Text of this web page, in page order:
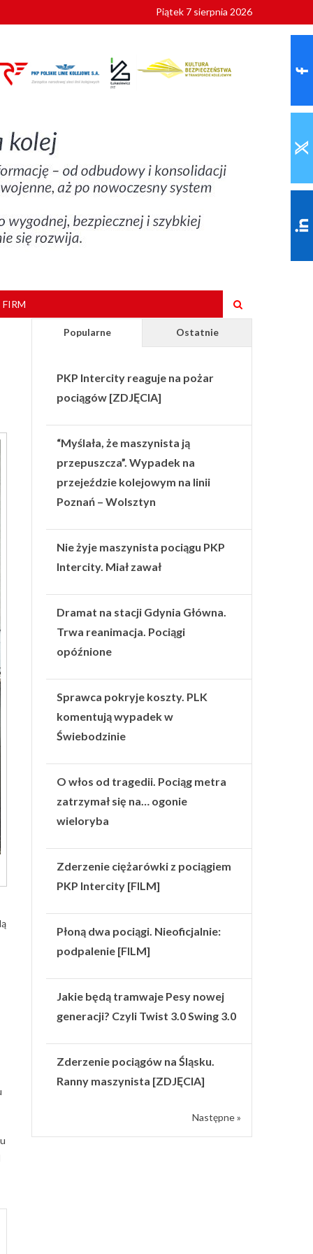
Piątek 7 sierpnia 2026
Popularne Ostatnie
PKP Intercity reaguje na pożar
pociągów [ZDJĘCIA]
“Myślała, że maszynista ją
przepuszcza”. Wypadek na
przejeździe kolejowym na linii
Poznań – Wolsztyn
Nie żyje maszynista pociągu PKP
Intercity. Miał zawał
Dramat na stacji Gdynia Główna.
Trwa reanimacja. Pociągi
opóźnione
Sprawca pokryje koszty. PLK
komentują wypadek w
Świebodzinie
O włos od tragedii. Pociąg metra
zatrzymał się na… ogonie
wieloryba
Zderzenie ciężarówki z pociągiem
PKP Intercity [FILM]
Płoną dwa pociągi. Nieoficjalnie:
podpalenie [FILM]
Jakie będą tramwaje Pesy nowej
generacji? Czyli Twist 3.0 Swing 3.0
Zderzenie pociągów na Śląsku.
Ranny maszynista [ZDJĘCIA]
Następne »